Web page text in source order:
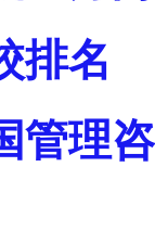
排名
管理